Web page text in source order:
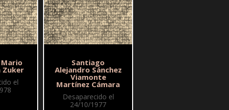
Zuker
el
Santiago
Alejandro Sánchez
Viamonte
Martínez Cámara
Desaparecido el
24/10/1977